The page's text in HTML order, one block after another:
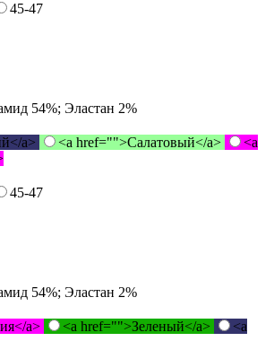
45-47
54%; Эластан 2%
a>
<a href="">Салатовый</a>
<a
45-47
54%; Эластан 2%
a>
<a href="">Зеленый</a>
<a